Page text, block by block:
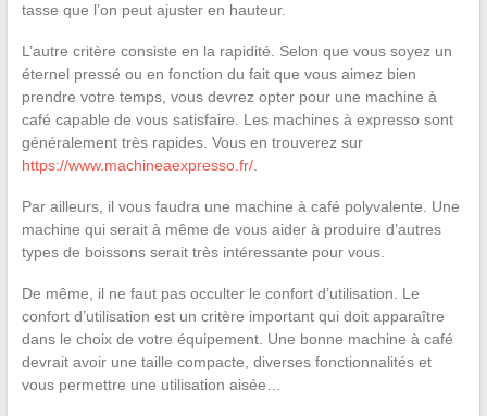
tasse que l’on peut ajuster en hauteur.
L’autre critère consiste en la rapidité. Selon que vous soyez un
éternel pressé ou en fonction du fait que vous aimez bien
prendre votre temps, vous devrez opter pour une machine à
café capable de vous satisfaire. Les machines à expresso sont
généralement très rapides. Vous en trouverez sur
https://www.machineaexpresso.fr/.
Par ailleurs, il vous faudra une machine à café polyvalente. Une
machine qui serait à même de vous aider à produire d’autres
types de boissons serait très intéressante pour vous.
De même, il ne faut pas occulter le confort d’utilisation. Le
confort d’utilisation est un critère important qui doit apparaître
dans le choix de votre équipement. Une bonne machine à café
devrait avoir une taille compacte, diverses fonctionnalités et
vous permettre une utilisation aisée…